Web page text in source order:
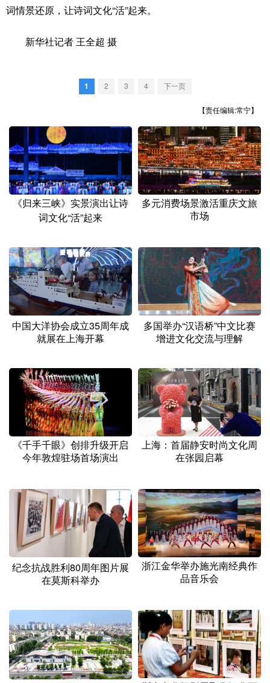
地方频道
上海
山东 河南 湖北 湖南
广东 海南 重庆
四川 贵州 云南 西藏
陕西 甘肃
多语种频道
English Español Français عربى
Русский язык 日本語 한국어
Deutsch Português
词情景还原，让诗词文化“活”起来。
新华社记者 王全超 摄
1 2 3 4 下一页
【责任编辑:常宁】
《归来三峡》实景演出让诗
词文化“活”起来
多元消费场景激活重庆文旅
市场
中国大洋协会成立35周年成
就展在上海开幕
多国举办“汉语桥”中文比赛
增进文化交流与理解
《千手千眼》创排升级开启
今年敦煌驻场首场演出
上海：首届静安时尚文化周
在张园启幕
纪念抗战胜利80周年图片展
在莫斯科举办
浙江金华举办施光南经典作
品音乐会